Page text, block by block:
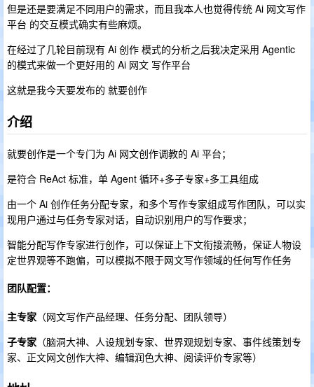
但是还是要满足不同用户的需求，而且我本人也觉得传统 Ai 网文写作
平台 的交互模式确实有些麻烦。
在经过了几轮目前现有 Ai 创作 模式的分析之后我决定采用 Agentic
的模式来做一个更好用的 Ai 网文 写作平台
这就是我今天要发布的 就要创作
介绍
就要创作是一个专门为 Ai 网文创作调教的 Ai 平台；
是符合 ReAct 标准，单 Agent 循环+多子专家+多工具组成
由一个 Ai 创作任务分配专家，和多个写作专家组成写作团队，可以实
现用户通过与任务专家对话，自动识别用户的写作要求；
智能分配写作专家进行创作，可以保证上下文衔接流畅，保证人物设
定世界观等不跑偏，可以模拟不限于网文写作领域的任何写作任务
团队配置：
主专家 （网文写作产品经理、任务分配、团队领导）
子专家 （脑洞大神、人设规划专家、世界观规划专家、事件线策划专
家、正文网文创作大神、编辑润色大神、阅读评价专家等）